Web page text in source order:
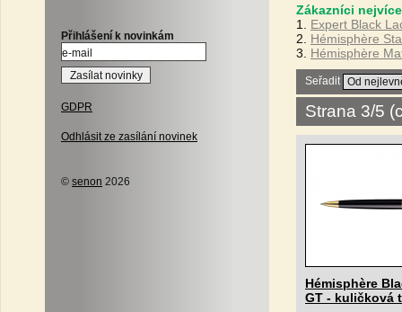
Přihlášení k novinkám
GDPR
Odhlásit ze zasílání novinek
© senon 2026
Zákazníci
1. Expert Black
2. Hémisphère
3. Hémisphère
Seřadit
Strana 3/5
Hémisphère
GT - kuličková